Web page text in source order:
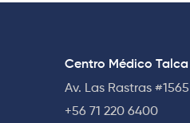
Centro Médico Talca
Av. Las Rastras
+56 71 220 6400